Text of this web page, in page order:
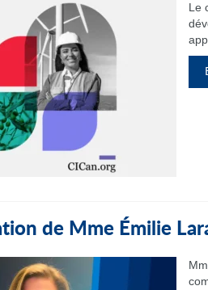
Le
de Mme Émilie